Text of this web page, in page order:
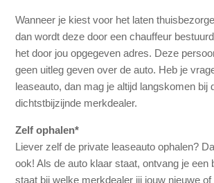
Wanneer je kiest voor het laten
dan wordt deze door een chauffeur
het door jou opgegeven adres. Deze
geen uitleg geven over de auto. Heb je
leaseauto, dan mag je altijd langskomen bij
dichtstbijzijnde merkdealer.
Zelf ophalen*
Liever zelf de private leaseauto ophalen?
ook! Als de auto klaar staat, ontvang je een
staat bij welke merkdealer jij jouw nieuwe